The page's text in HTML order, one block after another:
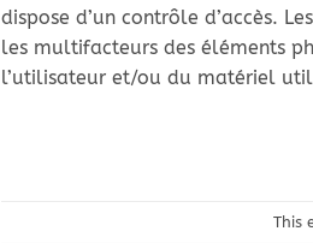
dispose d’un contrôle d’accès.
les multifacteurs des éléments
l’utilisateur et/ou du matériel
This